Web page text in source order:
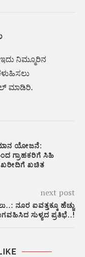
ನಿಮ್ಮೂರಿನ
ಮಾಡಿರಿ.
ಯೋಜನೆ:
ಗ್ರಾಹಕರಿಗೆ ಸಿಹಿ
ಖರೀದಿಗೆ ಖಚಿತ
next post
ನೂರ ಐವತ್ತಕ್ಕೂ ಹೆಚ್ಚು
ಸುಳ್ಯದ ಪ್ರತಿಭೆ..!